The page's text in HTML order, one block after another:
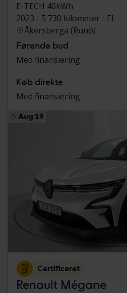
E-TECH 40kWh
2023
5 730 kilometer
El
Åkersberga (Runö)
Førende bud
Med finansiering
Køb direkte
Med finansiering
Aug 19
Certificeret
Renault Mégane